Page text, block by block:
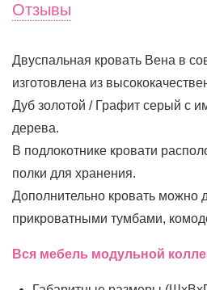
Отзывы
Двуспальная кровать Вена в
изготовлена из
Дуб золотой / Графит серый с
дерева.
В подлокотнике кровати
полки для хранения.
Дополнительно кровать можно
прикроватными тумбами,
Вся мебель модульной